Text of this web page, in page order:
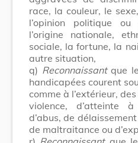
race, la couleur, le
l’opinion politique
l’origine nationale,
sociale, la fortune, la
autre situation,
q) Reconnaissantque
handicapées courent
comme à l’extérieur,
violence, d’atteinte
d’abus, de
de maltraitance ou